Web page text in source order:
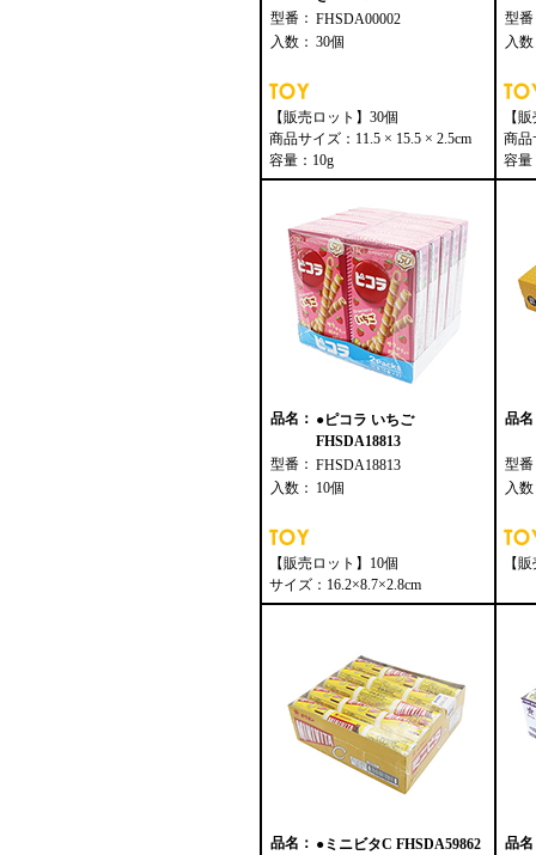
型番： FHSDA00002
入数： 30個
【販売ロット】30個
商品サイズ：11.5 × 15.5 × 2.5cm
容量：10g
型
入
【
商品
容量
品名： ●ピコラ いちご
FHSDA18813
型番： FHSDA18813
入数： 10個
【販売ロット】10個
サイズ：16.2×8.7×2.8cm
品
型
入
【
品名： ●ミニビタC FHSDA59862
品